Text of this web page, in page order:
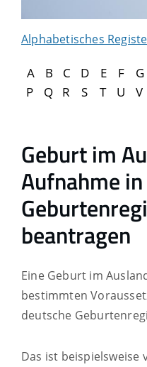
Alphabetisches
A B C D E F G
P
Q R S T U V
Geburt im
Aufnahme
beantragen
Eine Geburt im
bestimmten
deutsche
Das ist beispielsweise